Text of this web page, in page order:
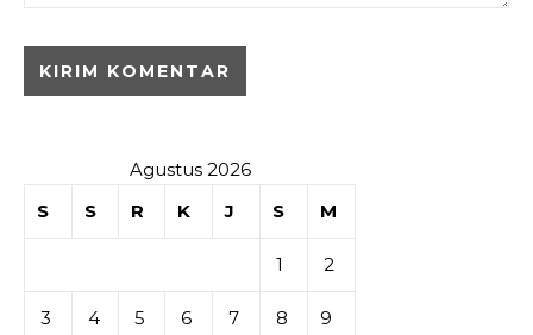
Agustus 2026
S
S R K J S M
1 2
3 4 5 6 7 8 9